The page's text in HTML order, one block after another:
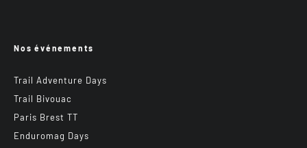
Nos événements
Trail Adventure Days
Trail Bivouac
Paris Brest TT
Enduromag Days